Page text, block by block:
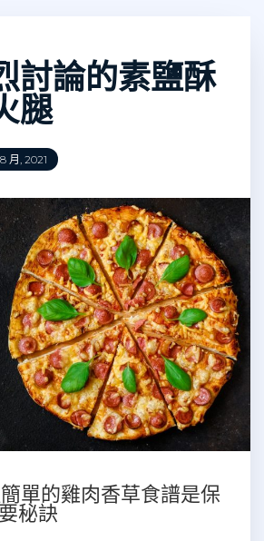
討論的素鹽酥
腿
月, 2021
單的雞肉香草食譜是保
秘訣